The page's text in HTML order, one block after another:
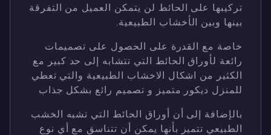
تركيبها على الحائط لن يتمكن العميل من التفرقة
بينها وبين الأخشاب الطبيعية.
خاصة مع القدرة على الحصول على تصميمات
رائعة لأوراق الحائط التي تتشابه إلى حد كبير مع
الكثير من اشكال الاخشاب الطبيعية والتي تعطي
للمنزل ديكور متميز و تصميم رائع بشكل جذاب
بالإضافة إلى أن أوراق الحائط التي تشبه الخشب
الطبيعي تتميز بأنها يمكن أن تتناسق مع أي نوع